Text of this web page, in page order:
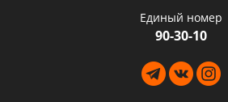
Единый номер
90-30-10